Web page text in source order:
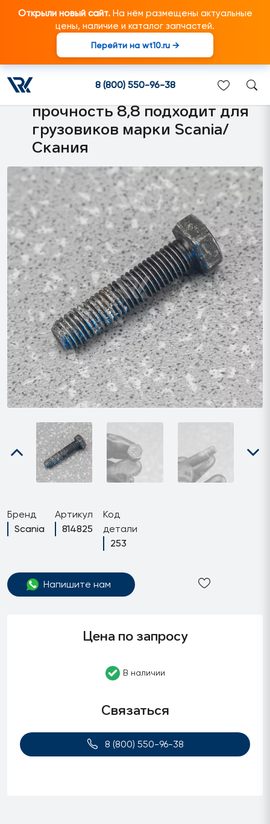
Открыли новый сайт.На нём размещены актуальные
цены, наличие и каталог запчастей.
Перейти на wt10.ru →
8 (800) 550-96-38
814825 M10*45*1.5 Болт с
шестигранной головкой
резьба по всей длине,
прочность 8,8 подходит для
грузовиков марки Scania/
Скания
Бренд
Scania
Артикул
814825
Код
детали
253
Напишите нам
Цена по запросу
В наличии
Связаться
8 (800) 550-96-38